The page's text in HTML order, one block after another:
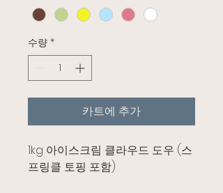
수량 *
카트에 추가
1kg 아이스크림 클라우드 도우 (스
프링클 토핑 포함)